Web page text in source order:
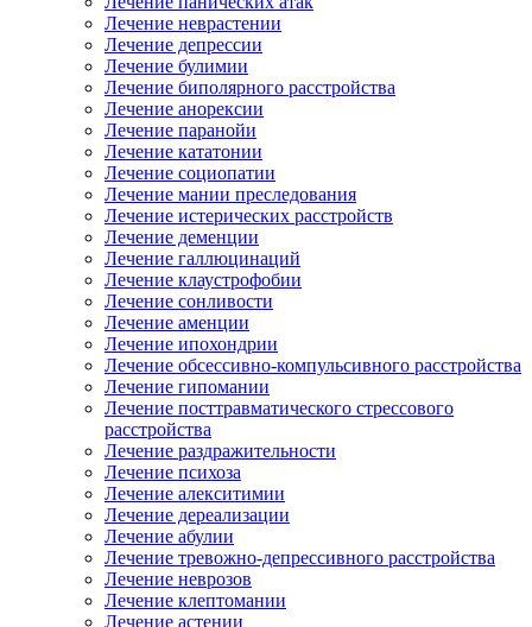
Лечение неврастении
Лечение депрессии
Лечение булимии
Лечение биполярного расстройства
Лечение анорексии
Лечение паранойи
Лечение кататонии
Лечение социопатии
Лечение мании преследования
Лечение истерических расстройств
Лечение деменции
Лечение галлюцинаций
Лечение клаустрофобии
Лечение сонливости
Лечение аменции
Лечение ипохондрии
Лечение обсессивно-компульсивного расстройства
Лечение гипомании
Лечение посттравматического стрессового
расстройства
Лечение раздражительности
Лечение психоза
Лечение алекситимии
Лечение дереализации
Лечение абулии
Лечение тревожно-депрессивного расстройства
Лечение неврозов
Лечение клептомании
Лечение астении